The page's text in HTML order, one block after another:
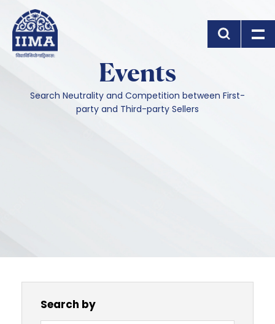
Events
Search Neutrality and Competition between First-
party and Third-party Sellers
Search by